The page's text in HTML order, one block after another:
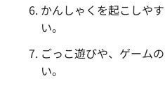
かんしゃくを起こしや
い。
ごっこ遊びや、ゲーム
い。